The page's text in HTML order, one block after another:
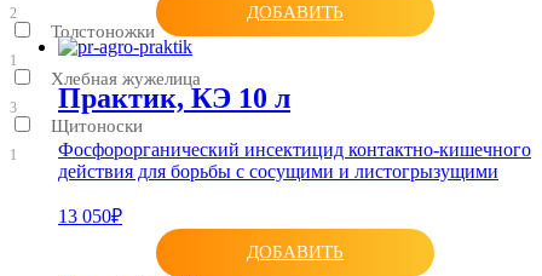
2
Толстоножки
1
Хлебная жужелица
3
Щитоноски
1
ДОБАВИТЬ
Практик, КЭ 10 л
Фосфорорганический инсектицид контактно-кишечного
действия для борьбы с сосущими и листогрызущими
13 050₽
ДОБАВИТЬ